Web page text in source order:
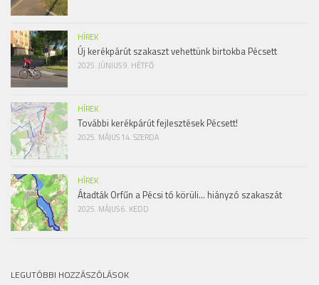
HÍREK
Új kerékpárút szakaszt vehettünk birtokba Pécsett
2025. JÚNIUS 9. HÉTFŐ
HÍREK
További kerékpárút fejlesztések Pécsett!
2025. MÁJUS 14. SZERDA
HÍREK
Átadták Orfűn a Pécsi tó körüli… hiányzó szakaszát
2025. MÁJUS 6. KEDD
LEGUTÓBBI HOZZÁSZÓLÁSOK